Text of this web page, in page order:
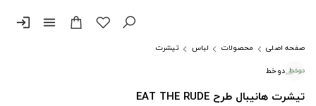
menu
login
صفحه اصلی محصولات لباس
تیشرت
دوخط
تیشرت هانیبال طرح EAT THE RUDE